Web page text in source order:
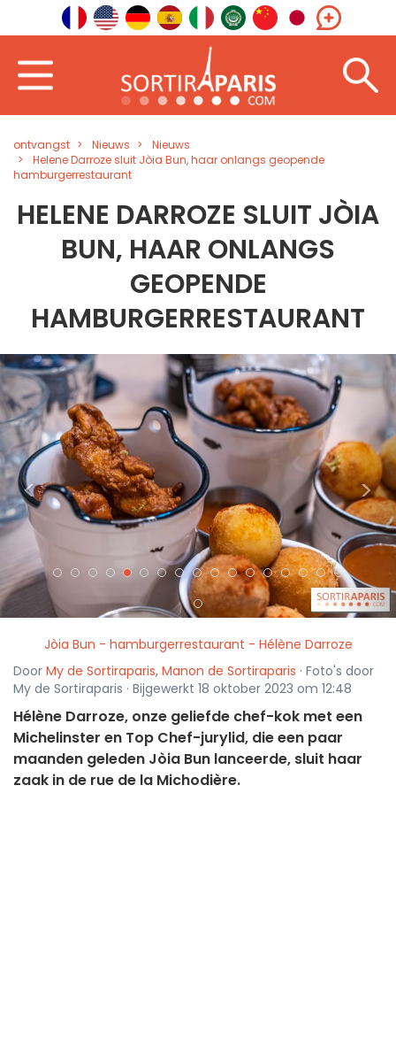
ontvangst Nieuws
Nieuws
Helene Darroze sluit Jòia Bun, haar onlangs geopende
hamburgerrestaurant
HELENE DARROZE SLUIT JÒIA
BUN, HAAR ONLANGS
GEOPENDE
HAMBURGERRESTAURANT
< >
Jòia Bun - hamburgerrestaurant - Hélène Darroze
Door My de Sortiraparis, Manon de Sortiraparis · Foto's door
My de Sortiraparis · Bijgewerkt 18 oktober 2023 om 12:48
Hélène Darroze, onze geliefde chef-kok met een
Michelinster en Top Chef-jurylid, die een paar
maanden geleden Jòia Bun lanceerde, sluit haar
zaak in de rue de la Michodière.